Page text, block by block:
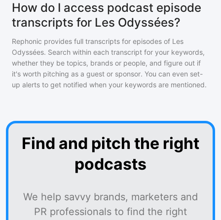
How do I access podcast episode
transcripts for Les Odyssées?
Rephonic provides full transcripts for episodes of Les
Odyssées. Search within each transcript for your keywords,
whether they be topics, brands or people, and figure out if
it's worth pitching as a guest or sponsor. You can even set-
up alerts to get notified when your keywords are mentioned.
Find and pitch the right
podcasts
We help savvy brands, marketers and
PR professionals to find the right